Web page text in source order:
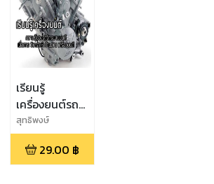
เรียนรู้
เครื่องยนต์รถ
จักรยานยนต์
สุทธิพงษ์
29.00 ฿